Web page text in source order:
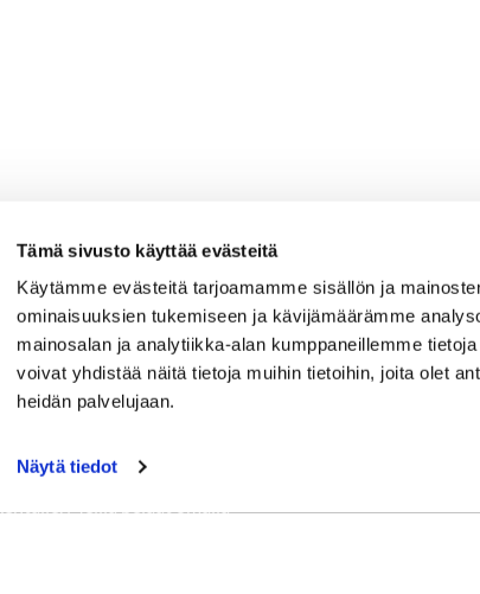
Tämä sivusto käyttää evästeitä
Käytämme evästeitä tarjoamamme sisällön ja
ominaisuuksien tukemiseen ja kävijämäärämme
mainosalan ja analytiikka-alan kumppaneillemme
voivat yhdistää näitä tietoja muihin tietoihin, joita olet
heidän palvelujaan.
Näytä tiedot
ystävällisimmälle ja